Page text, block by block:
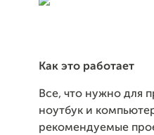
Как это работает
Все, что нужно для
ноутбук и
рекомендуемые